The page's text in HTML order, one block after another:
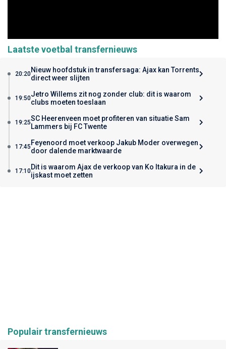
Laatste voetbal transfernieuws
20:20Nieuw hoofdstuk in transfersaga: Ajax kan Torrents
direct weer slijten
19:50Jetro Willems zit nog zonder club: dit is waarom
clubs moeten toeslaan
19:25SC Heerenveen moet profiteren van situatie Sam
Lammers bij FC Twente
17:45 Feyenoord moet verkoop Jakub Moder overwegen
door dalende marktwaarde
17:10Dit is waarom Ajax de verkoop van Ko Itakura in de
ijskast moet zetten
Populair transfernieuws